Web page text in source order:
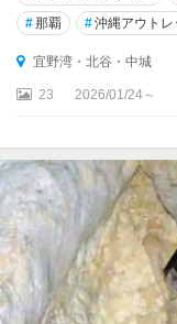
#那覇 #沖縄アウト
宜野湾・北谷・中城
23 2026/01/24～